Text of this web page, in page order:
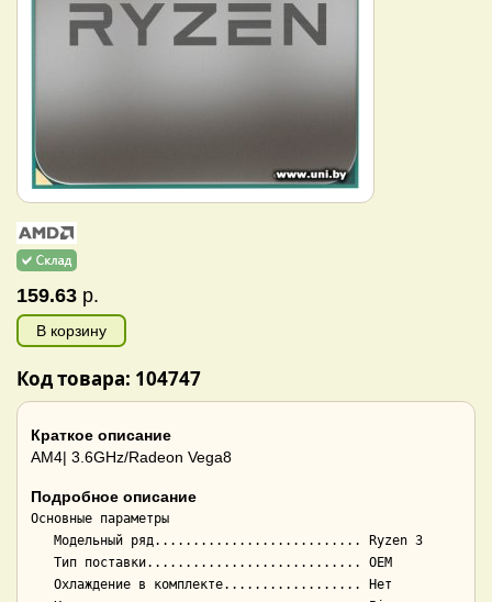
159.63 р.
В корзину
Код товара: 104747
Краткое описание
AM4| 3.6GHz/Radeon Vega8
Подробное описание
Основные параметры